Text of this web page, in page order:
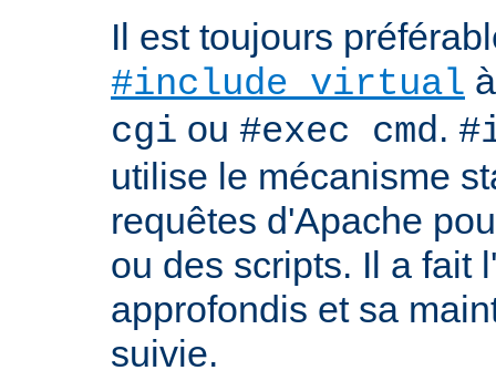
Il est toujours
#include virtual
cgi ou #exec cmd.
utilise le mécanisme
requêtes d'Apache
ou des scripts. Il a fait
approfondis et sa
suivie.